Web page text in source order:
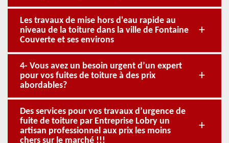
Les travaux de mise hors d'eau rapide au
niveau de la toiture dans la ville de Fontaine
Couverte et ses environs
4- Vous avez un besoin urgent d’un expert
pour vos fuites de toiture à des prix
abordables?
Des services pour vos travaux d’urgence de
fuite de toiture par Entreprise Lobry un
artisan professionnel aux prix les moins
chers sur le marché !!!